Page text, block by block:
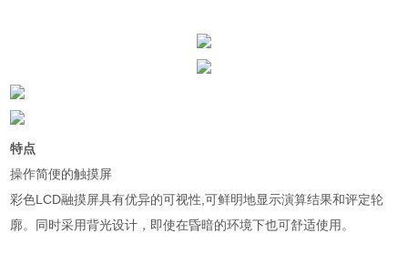
特点
操作简便的触摸屏
彩色LCD融摸屏具有优异的可视性,可鲜明地显示演算结果和评定轮
廓。同时采用背光设计，即使在昏暗的环境下也可舒适使用。